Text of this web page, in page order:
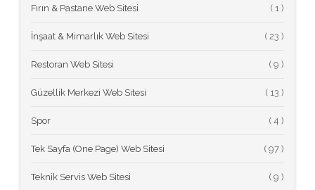
Fırın & Pastane Web Sitesi (
İnşaat & Mimarlık Web Sitesi (
Restoran Web Sitesi (
Güzellik Merkezi Web Sitesi (
Spor (
Tek Sayfa (One Page) Web Sitesi (
Teknik Servis Web Sitesi (